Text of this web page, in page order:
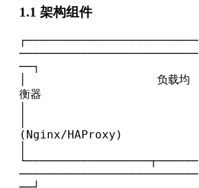
1.1 架构组件
┌─────────────────────────
──────────────────────────
──┐
│                   负载均
衡器
(Nginx/HAProxy)
└──────────────────┬──────
──────────────────────────